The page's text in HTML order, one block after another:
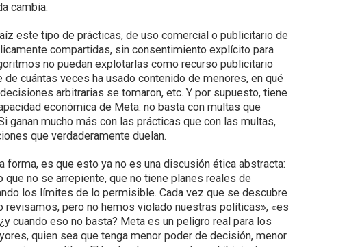
cambia.
este tipo de prácticas, de uso comercial o publicitario de
compartidas, sin consentimiento explícito para
no puedan explotarlas como recurso publicitario
cuántas veces ha usado contenido de menores, en qué
arbitrarias se tomaron, etc. Y por supuesto, tiene
económica de Meta: no basta con multas que
ganan mucho más con las prácticas que con las multas,
que verdaderamente duelan.
forma, es que esto ya no es una discusión ética abstracta:
no se arrepiente, que no tiene planes reales de
los límites de lo permisible. Cada vez que se descubre
revisamos, pero no hemos violado nuestras políticas», «es
cuando eso no basta? Meta es un peligro real para los
quien sea que tenga menor poder de decisión, menor